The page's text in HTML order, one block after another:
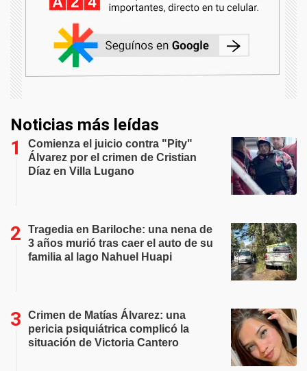
Noticias más leídas
Comienza el juicio contra "Pity"
Álvarez por el crimen de Cristian
Díaz en Villa Lugano
Tragedia en Bariloche: una nena de
3 años murió tras caer el auto de su
familia al lago Nahuel Huapi
Crimen de Matías Álvarez: una
pericia psiquiátrica complicó la
situación de Victoria Cantero